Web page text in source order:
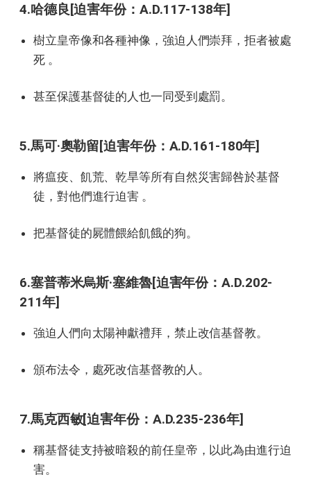
4.哈德良[迫害年份：A.D.117-138年]
樹立皇帝像和各種神像，強迫人們崇拜，拒者被處
死 。
甚至保護基督徒的人也一同受到處罰。
5.馬可·奧勒留[迫害年份：A.D.161-180年]
將瘟疫、飢荒、乾旱等所有自然災害歸咎於基督
徒，對他們進行迫害 。
把基督徒的屍體餵給飢餓的狗。
6.塞普蒂米烏斯·塞維魯[迫害年份：A.D.202-
211年]
強迫人們向太陽神獻禮拜，禁止改信基督教。
頒布法令，處死改信基督教的人。
7.馬克西敏[迫害年份：A.D.235-236年]
稱基督徒支持被暗殺的前任皇帝，以此為由進行迫
害。